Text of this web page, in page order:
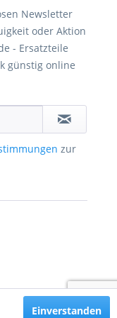
Newsletter
oder Aktion
- Ersatzteile
günstig online
zur
Einverstanden